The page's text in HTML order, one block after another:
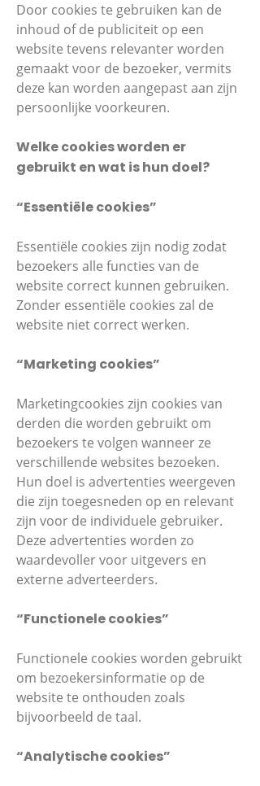
Door cookies te gebruiken kan de
inhoud of de publiciteit op een
website tevens relevanter worden
gemaakt voor de bezoeker, vermits
deze kan worden aangepast aan zijn
persoonlijke voorkeuren.
Welke cookies worden er
gebruikt en wat is hun doel?
“Essentiële cookies”
Essentiële cookies zijn nodig zodat
bezoekers alle functies van de
website correct kunnen gebruiken.
Zonder essentiële cookies zal de
website niet correct werken.
“Marketing cookies”
Marketingcookies zijn cookies van
derden die worden gebruikt om
bezoekers te volgen wanneer ze
verschillende websites bezoeken.
Hun doel is advertenties weergeven
die zijn toegesneden op en relevant
zijn voor de individuele gebruiker.
Deze advertenties worden zo
waardevoller voor uitgevers en
externe adverteerders.
“Functionele cookies”
Functionele cookies worden gebruikt
om bezoekersinformatie op de
website te onthouden zoals
bijvoorbeeld de taal.
“Analytische cookies”